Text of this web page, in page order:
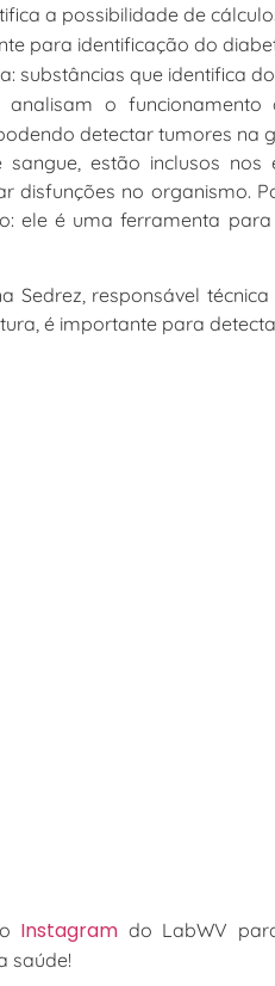
a possibilidade de
para identificação do
substâncias que identifica
analisam o
detectar tumores na
estão inclusos
disfunções no organismo.
ele é uma ferramenta
Sedrez, responsável
é importante para
Instagram do LabWV
saúde!